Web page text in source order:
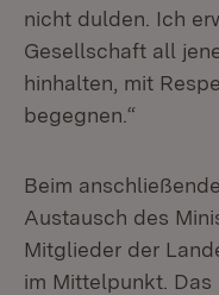
nicht dulden. Ich
Gesellschaft all
hinhalten, mit
begegnen.“
Beim
Austausch des
Mitglieder der
im Mittelpunkt.